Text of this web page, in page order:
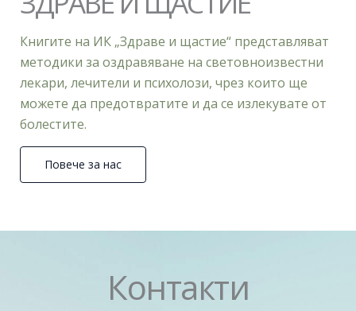
Книгите на ИК „Здраве и щастие“ представляват
методики за оздравяване на световноизвестни
лекари, лечители и психолози, чрез които ще
можете да предотвратите и да се излекувате от
болестите.
Повече за нас
Контакти